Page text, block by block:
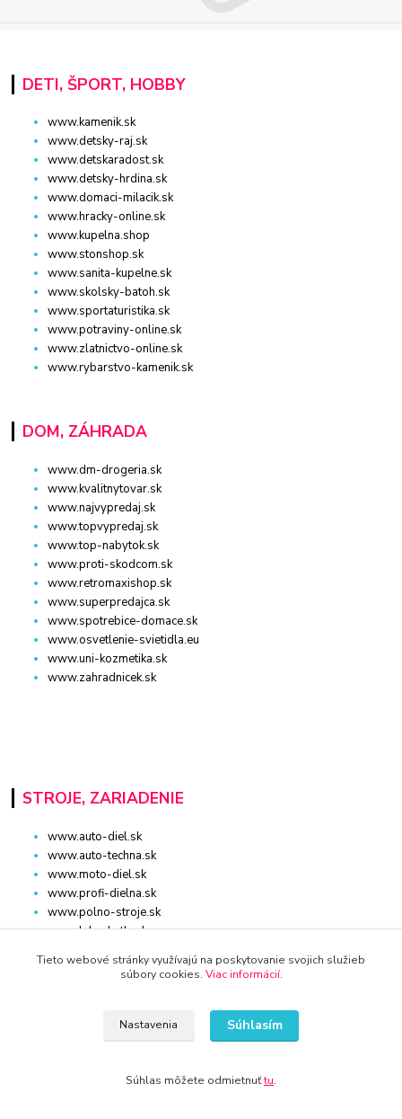
DETI, ŠPORT, HOBBY
www.kamenik.sk
www.detsky-raj.sk
www.detskaradost.sk
www.detsky-hrdina.sk
www.domaci-milacik.sk
www.hracky-online.sk
www.kupelna.shop
www.stonshop.sk
www.sanita-kupelne.sk
www.skolsky-batoh.sk
www.sportaturistika.sk
www.potraviny-online.sk
www.zlatnictvo-online.sk
www.rybarstvo-kamenik.sk
DOM, ZÁHRADA
www.dm-drogeria.sk
www.kvalitnytovar.sk
www.najvypredaj.sk
www.topvypredaj.sk
www.top-nabytok.sk
www.proti-skodcom.sk
www.retromaxishop.sk
www.superpredajca.sk
www.spotrebice-domace.sk
www.osvetlenie-svietidla.eu
www.uni-kozmetika.sk
www.zahradnicek.sk
STROJE, ZARIADENIE
www.auto-diel.sk
www.auto-techna.sk
www.moto-diel.sk
www.profi-dielna.sk
www.polno-stroje.sk
www.krby-kotly.sk
www.maxiobchod-naradie.sk
www.nahradnediely.online
www.uni-zdrav.sk
www.zariadenie-firmy.sk
Tieto webové stránky využívajú na poskytovanie svojich služieb
súbory cookies. Viac informácií.
Nastavenia Súhlasím
Súhlas môžete odmietnuťtu.